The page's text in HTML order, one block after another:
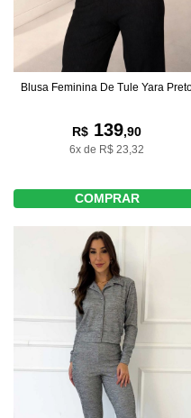
Blusa Feminina De Tule Yara
R$ 139,90
6x de R$ 23,32
COMPRAR